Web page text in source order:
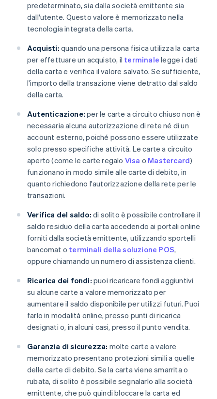
predeterminato, sia dalla società emittente sia
dall'utente. Questo valore è memorizzato nella
tecnologia integrata della carta.
Acquisti: quando una persona fisica utilizza la carta
per effettuare un acquisto, il terminale legge i dati
della carta e verifica il valore salvato. Se sufficiente,
l'importo della transazione viene detratto dal saldo
della carta.
Autenticazione: per le carte a circuito chiuso non è
necessaria alcuna autorizzazione di rete né di un
account esterno, poiché possono essere utilizzate
solo presso specifiche attività. Le carte a circuito
aperto (come le carte regalo Visa o Mastercard)
funzionano in modo simile alle carte di debito, in
quanto richiedono l'autorizzazione della rete per le
transazioni.
Verifica del saldo: di solito è possibile controllare il
saldo residuo della carta accedendo ai portali online
forniti dalla società emittente, utilizzando sportelli
bancomat o terminali della soluzione POS,
oppure chiamando un numero di assistenza clienti.
Ricarica dei fondi: puoi ricaricare fondi aggiuntivi
su alcune carte a valore memorizzato per
aumentare il saldo disponibile per utilizzi futuri. Puoi
farlo in modalità online, presso punti di ricarica
designati o, in alcuni casi, presso il punto vendita.
Garanzia di sicurezza: molte carte a valore
memorizzato presentano protezioni simili a quelle
delle carte di debito. Se la carta viene smarrita o
rubata, di solito è possibile segnalarlo alla società
emittente, che può quindi bloccare la carta ed